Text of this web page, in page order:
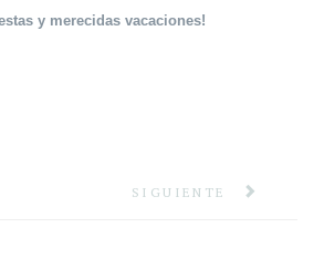
y merecidas vacaciones!
SIGUIENTE